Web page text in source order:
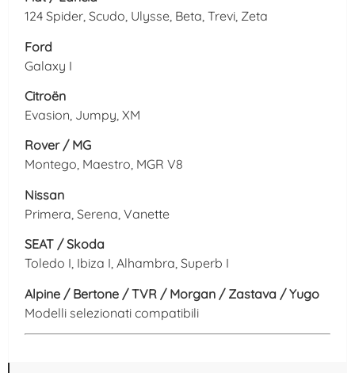
124 Spider, Scudo, Ulysse, Beta, Trevi, Zeta
Ford
Galaxy I
Citroën
Evasion, Jumpy, XM
Rover / MG
Montego, Maestro, MGR V8
Nissan
Primera, Serena, Vanette
SEAT / Skoda
Toledo I, Ibiza I, Alhambra, Superb I
Alpine / Bertone / TVR / Morgan / Zastava / Yugo
Modelli selezionati compatibili